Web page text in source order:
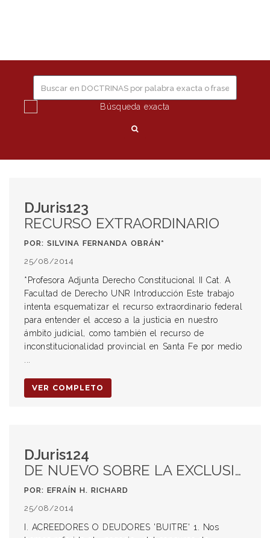
Búsqueda exacta
DJuris123
RECURSO EXTRAORDINARIO
POR: SILVINA FERNANDA OBRÁN*
25/08/2014
*Profesora Adjunta Derecho Constitucional II Cat. A
Facultad de Derecho UNR Introducción Este trabajo
intenta esquematizar el recurso extraordinario federal
para entender el acceso a la justicia en nuestro
ámbito judicial, como también el recurso de
inconstitucionalidad provincial en Santa Fe por medio
VER COMPLETO
DJuris124
DE NUEVO SOBRE LA EXCLUSIÓN DE VOTO DE CESIONARIOS PARA APROBAR LA PROPUESTA (y sobre los fondos "buitre")
POR: EFRAÍN H. RICHARD
25/08/2014
I. ACREEDORES O DEUDORES 'BUITRE' 1. Nos